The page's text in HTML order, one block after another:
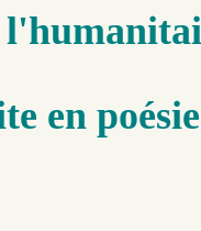
en poésie